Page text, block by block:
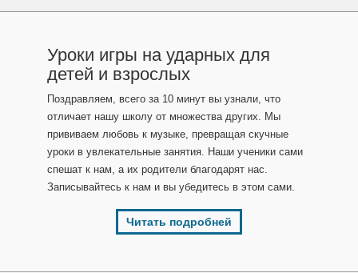
Уроки игры на ударных для
детей и взрослых
Поздравляем, всего за 10 минут вы узнали, что
отличает нашу школу от множества других. Мы
прививаем любовь к музыке, превращая скучные
уроки в увлекательные занятия. Наши ученики сами
спешат к нам, а их родители благодарят нас.
Записывайтесь к нам и вы убедитесь в этом сами.
Читать подробней